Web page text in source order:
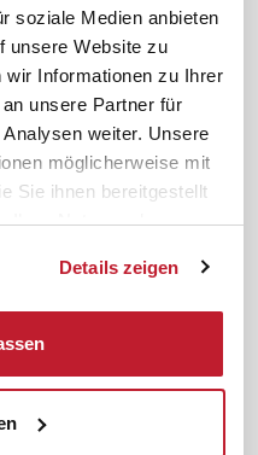
soziale Medien anbieten
unsere Website zu
wir Informationen zu Ihrer
unsere Partner für
weiter. Unsere
möglicherweise mit
Sie ihnen bereitgestellt
Ihrer Nutzung der
Details zeigen
Folgen Sie uns
Sicherheit durch geprüfte
Qualität!